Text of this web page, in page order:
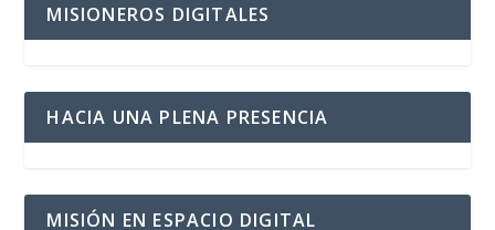
MISIONEROS DIGITALES
HACIA UNA PLENA PRESENCIA
MISIÓN EN ESPACIO DIGITAL